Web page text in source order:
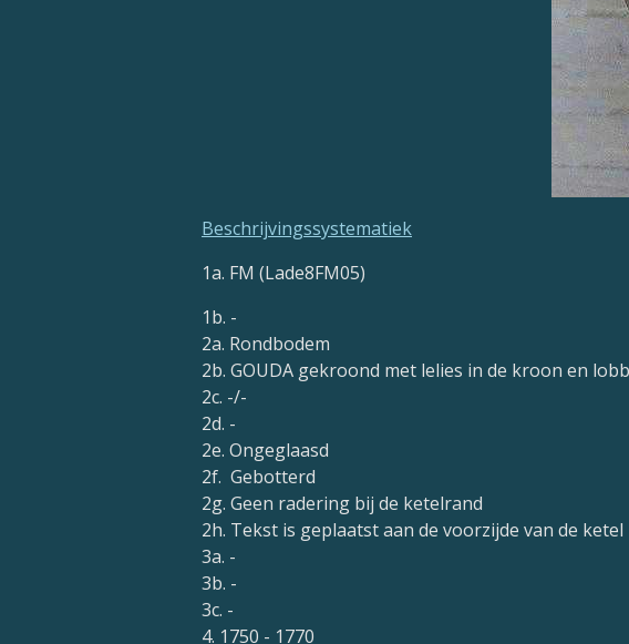
Beschrijvingssystematiek
1a. FM (Lade8FM05)
1b. -
2a. Rondbodem
2b. GOUDA gekroond met lelies in de kroon en
2c. -/-
2d. -
2e. Ongeglaasd
2f. Gebotterd
2g. Geen radering bij de ketelrand
2h. Tekst is geplaatst aan de voorzijde van de ketel
3a. -
3b. -
3c. -
4. 1750 - 1770